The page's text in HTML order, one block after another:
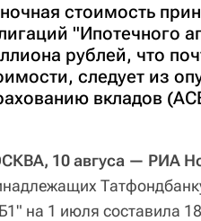
стоимость
"Ипотечного
рублей, что
следует из
вкладов
10 авгуса — РИА
на 1 июля составила